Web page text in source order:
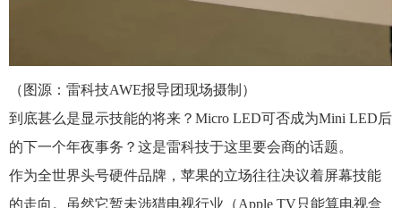
（图源：雷科技AWE报导团现场摄制）
到底甚么是显示技能的将来？Micro LED可否成为Mini LED后
的下一个年夜事务？这是雷科技于这里要会商的话题。
作为全世界头号硬件品牌，苹果的立场往往决议着屏幕技能
的走向。虽然它暂未涉猎电视行业（Apple TV只能算电视盒